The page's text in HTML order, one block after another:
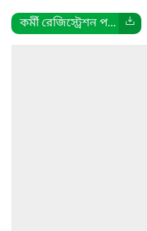
কর্মী রেজিস্ট্রেশন প...